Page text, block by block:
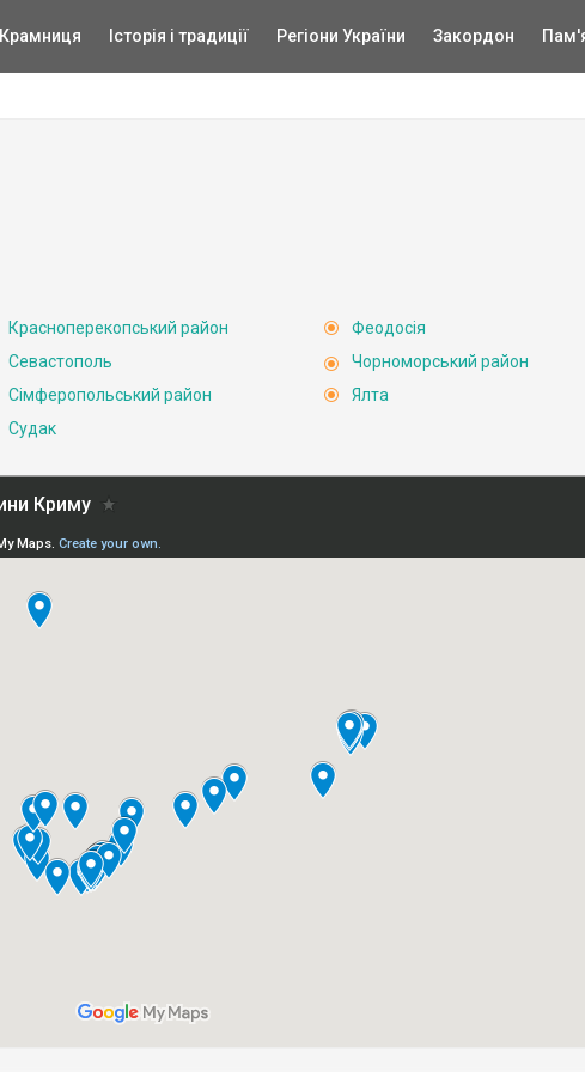
Крамниця Історія і традиції Регіони України Закордон
Красноперекопський район
Севастополь
Сімферопольський район
Судак
Феодосія
Чорноморський район
Ялта